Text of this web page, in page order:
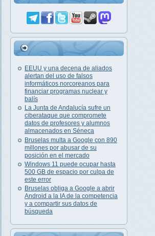
EEUU y una decena de aliados
alertan del uso de falsos
informáticos norcoreanos para
financiar programas nuclear y
balís
La Junta de Andalucía sufre un
ciberataque que compromete
datos de profesores y alumnos
almacenados en Séneca
Bruselas multa a Google con 890
millones por abusar de su
posición en el mercado
Windows 11 puede ocupar hasta
500 GB de espacio por culpa de
este error
Bruselas obliga a Google a abrir
Android a la IA de la competencia
y a compartir sus datos de
búsqueda